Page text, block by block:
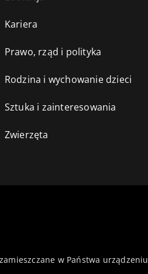
Kariera
Prawo, rząd i polityka
Rodzina i wychowanie dzieci
Sztuka i zainteresowania
Zwierzęta
w Państwa urządzeniu